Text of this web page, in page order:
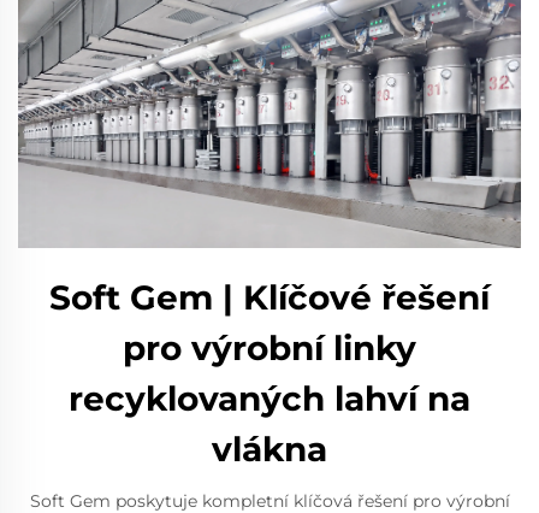
Soft Gem | Klíčové řešení
pro výrobní linky
recyklovaných lahví na
vlákna
Soft Gem poskytuje kompletní klíčová řešení pro výrobní